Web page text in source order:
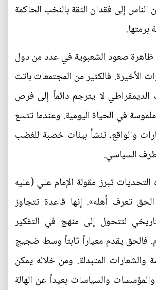
إلى فقدان الثقة بالنخب الحاكمة
برمتها.
صعود الشعبوية في عدد من دول
الأخيرة. فالكثير من المجتمعات باتت
لا يترجم دائماً إلى فرص
في الحياة اليومية. وعندما تتسع
والواقع، تنشأ بيئات خصبة للغضب
السياسي.
تبرز مقولة الإمام علي (عليه
تعرف أهله». إنها قاعدة تتجاوز
لتتحول إلى منهج في التفكير
فالحق يقدم معياراً ثابتاً وسط ضجيج
والشعارات المتبدلة. ومن خلاله يمكن
والسياسات بعيداً عن الهالة